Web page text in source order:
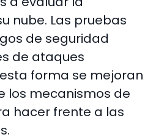
nube. Las pruebas
de seguridad
de ataques
forma se mejoran
los mecanismos de
hacer frente a las